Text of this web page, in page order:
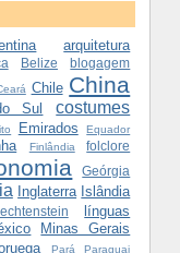
arquitetura
Belize blogagem
Chile China
Sul
costumes
Emirados Equador
Finlândia folclore
Geórgia
Inglaterra Islândia
línguas
Minas Gerais
Pará Paraguai